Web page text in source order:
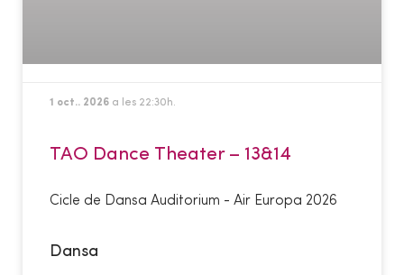
1 oct.. 2026 a les 22:30h.
TAO Dance Theater – 13&14
Cicle de Dansa Auditorium - Air Europa 2026
Dansa